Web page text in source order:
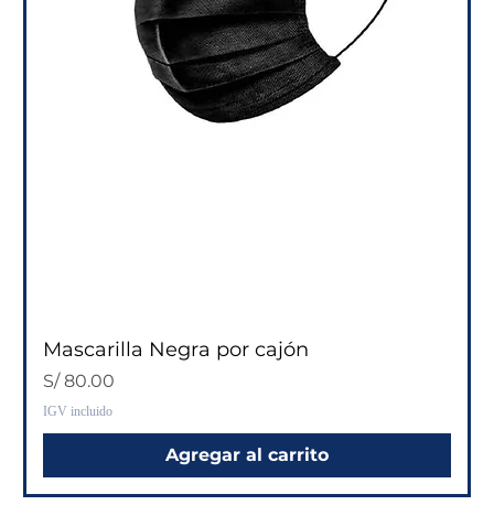
Mascarilla Negra por cajón
Precio
S/ 80.00
IGV incluido
Agregar al carrito